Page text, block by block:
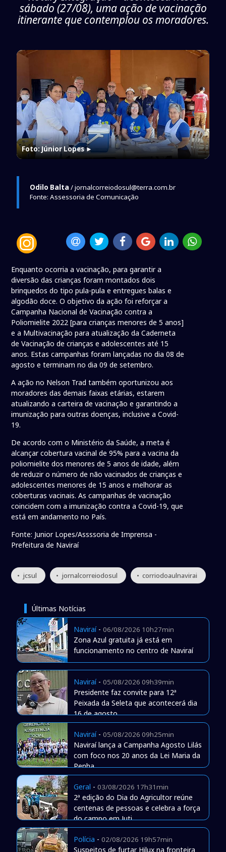
sábado (27/08), uma ação de vacinação
itinerante que contemplou os moradores.
Foto: Júnior Lopes►
Odilo Balta / jornalcorreiodosul@terra.com.br
Fonte: Assessoria de Comunicação
Enquanto ocorria a vacinação, para garantir a
diversão das crianças foram montados dois
brinquedos do tipo pula-pula e entregues balas e
algodão doce. O objetivo da ação foi reforçar a
Campanha Nacional de Vacinação contra a
Poliomielite 2022 [para crianças menores de 5 anos]
e a Multivacinação para atualização da Caderneta
de Vacinação de crianças e adolescentes até 15
anos. Estas campanhas foram lançadas no dia 08 de
agosto e terminam no dia 09 de setembro.
A ação no Nelson Trad também oportunizou aos
moradores das demais faixas etárias, estarem
atualizando a carteira de vacinação e garantindo a
imunização para outras doenças, inclusive a Covid-
19.
De acordo com o Ministério da Saúde, a meta é
alcançar cobertura vacinal de 95% para a vacina da
poliomielite dos menores de 5 anos de idade, além
de reduzir o número de não vacinados de crianças e
adolescentes menores de 15 anos e melhorar as
coberturas vacinais. As campanhas de vacinação
coincidem com a imunização contra a Covid-19, que
está em andamento no País.
Fonte: Junior Lopes/Assssoria de Imprensa -
Prefeitura de Naviraí
• jcsul • jornalcorreiodosul • corriodoaulnavirai
Últimas Notícias
Naviraí- 06/08/2026 10h27min
Zona Azul gratuita já está em
funcionamento no centro de Naviraí
Naviraí- 05/08/2026 09h39min
Presidente faz convite para 12ª
Peixada da Seleta que acontecerá dia
16 de agosto
Naviraí- 05/08/2026 09h25min
Naviraí lança a Campanha Agosto Lilás
com foco nos 20 anos da Lei Maria da
Penha
Geral - 03/08/2026 17h31min
2ª edição do Dia do Agricultor reúne
centenas de pessoas e celebra a força
do campo em Juti
Polícia - 02/08/2026 19h57min
Suspeitos de furtar Hilux na fronteira